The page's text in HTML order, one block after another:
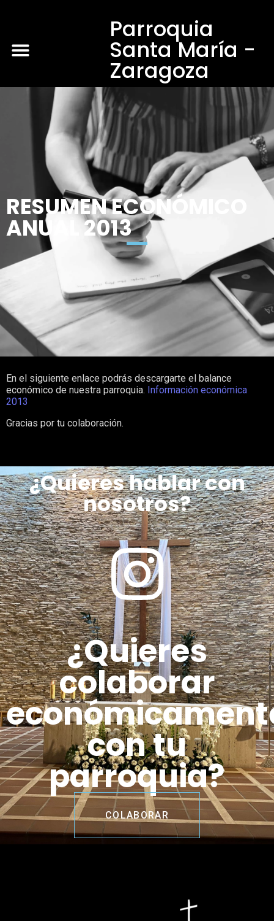
Parroquia
Santa María -
Zaragoza
RESUMEN ECONÓMICO
ANUAL 2013
En el siguiente enlace podrás descargarte el balance
económico de nuestra parroquia. Información económica
2013
Gracias por tu colaboración.
¿Quieres hablar con
nosotros?
¿Quieres
colaborar
con tu
parroquia?
COLABORAR